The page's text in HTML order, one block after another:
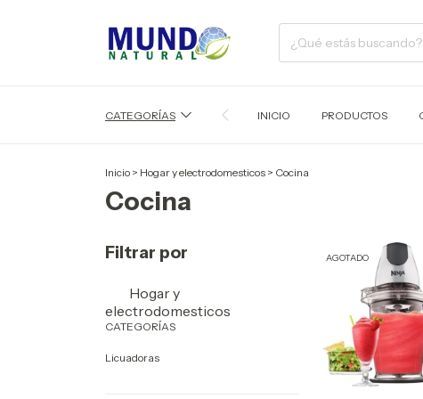
CATEGORÍAS INICIO PRODUCTOS
Inicio > Hogar y electrodomesticos > Cocina
Cocina
Filtrar por
Hogar y
electrodomesticos
CATEGORÍAS
Licuadoras
AGOTADO